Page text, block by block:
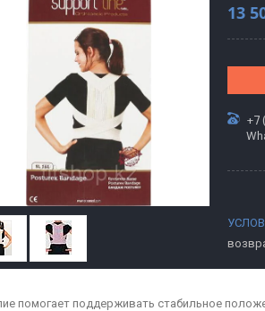
13
+7
помогает поддерживать стабильное